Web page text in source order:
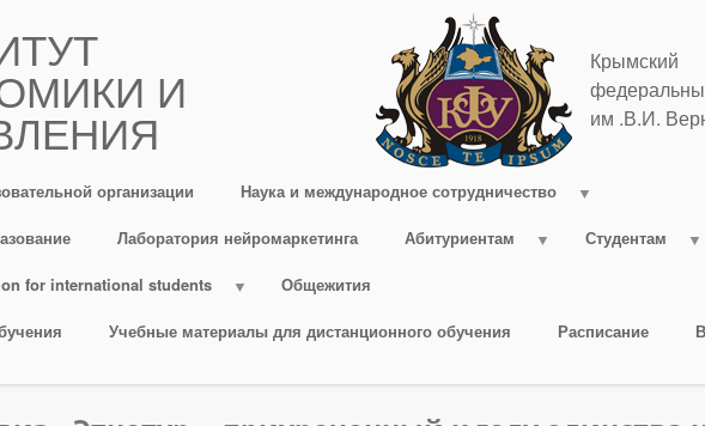
И
Крымский
им .В.И.
организации Наука и международное сотрудничество
Лаборатория нейромаркетинга Абитуриентам Студентам
for international students Общежития
Учебные материалы для дистанционного обучения Расписание